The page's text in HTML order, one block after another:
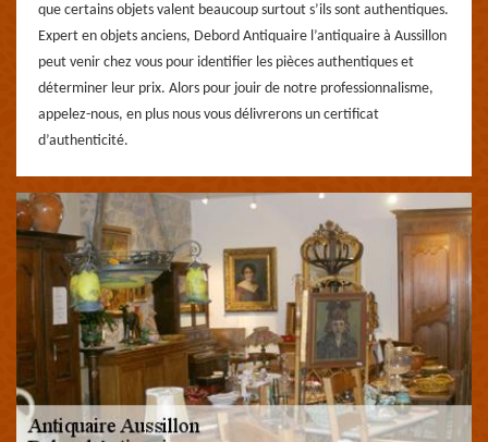
que certains objets valent beaucoup surtout s’ils sont authentiques.
Expert en objets anciens, Debord Antiquaire l’antiquaire à Aussillon
peut venir chez vous pour identifier les pièces authentiques et
déterminer leur prix. Alors pour jouir de notre professionnalisme,
appelez-nous, en plus nous vous délivrerons un certificat
d’authenticité.